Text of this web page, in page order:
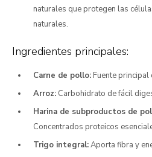
naturales que protegen las
naturales.
Ingredientes principales:
Carne de pollo: Fuente
Arroz: Carbohidrato de fácil
Harina de subproductos de
Concentrados proteicos
Trigo integral:Aporta fibra y